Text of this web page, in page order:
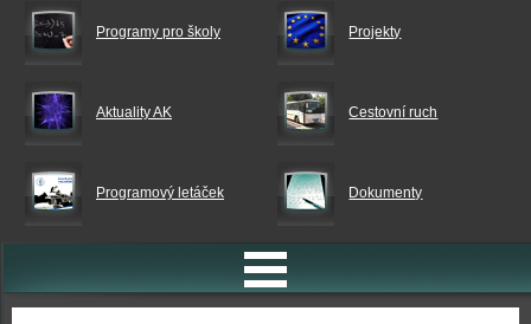
Programy pro školy Projekty
Aktuality AK Cestovní ruch
Programový letáček Dokumenty